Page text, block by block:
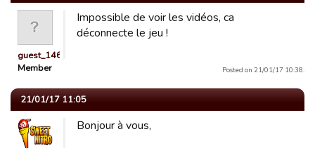
guest_1460975663368
Member
Impossible de voir les vidéos, ca
déconnecte le jeu !
Posted on 21/01/17 10:38.
21/01/17 11:05
Bonjour à vous,